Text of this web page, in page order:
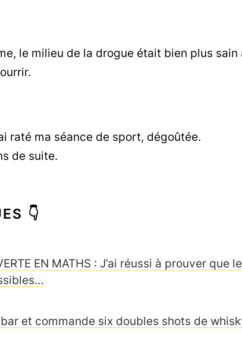
le milieu de la drogue était bien plus
raté ma séance de sport, dégoûtée.
de suite.
👇
EN MATHS : J’ai réussi à prouver
et commande six doubles shots de